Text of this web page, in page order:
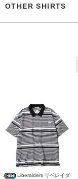
OTHER SHIRTS
Liberaiders リベレイダ